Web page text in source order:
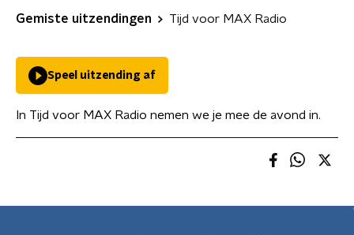
Gemiste uitzendingen Tijd voor MAX Radio
Speel uitzending af
In Tijd voor MAX Radio nemen we je mee de avond in.